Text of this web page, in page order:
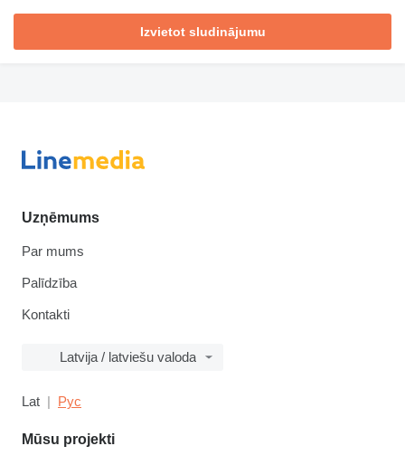
Izvietot sludinājumu
Uzņēmums
Par mums
Palīdzība
Kontakti
Latvija / latviešu valoda
Lat Рус
Mūsu projekti